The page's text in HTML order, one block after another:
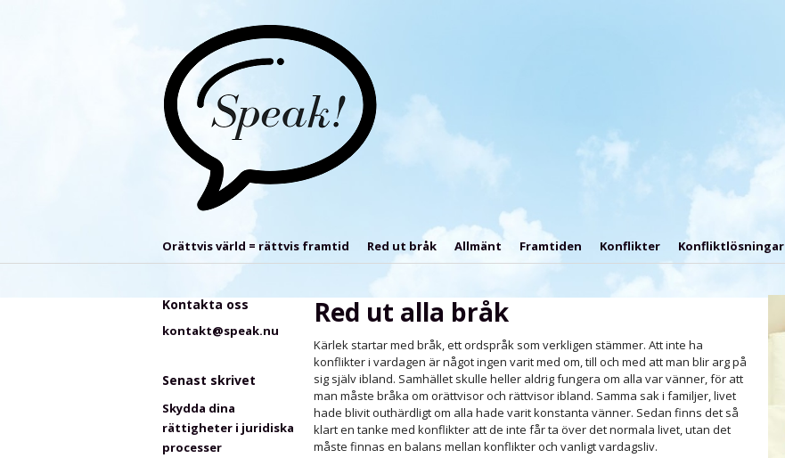
Orättvis värld = rättvis framtid Red ut bråk Allmänt Framtiden Konflikter Konfliktlösningar
Kontakta oss
kontakt@speak.nu
Senast skrivet
Skydda dina
rättigheter i juridiska
processer
Red ut alla bråk
Kärlek startar med bråk, ett ordspråk som verkligen stämmer. Att inte ha
konflikter i vardagen är något ingen varit med om, till och med att man blir arg på
sig själv ibland. Samhället skulle heller aldrig fungera om alla var vänner, för att
man måste bråka om orättvisor och rättvisor ibland. Samma sak i familjer, livet
hade blivit outhärdligt om alla hade varit konstanta vänner. Sedan finns det så
klart en tanke med konflikter att de inte får ta över det normala livet, utan det
måste finnas en balans mellan konflikter och vanligt vardagsliv.